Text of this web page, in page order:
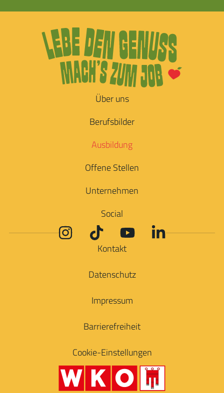
Über uns
Berufsbilder
Ausbildung
Offene Stellen
Unternehmen
Social
Kontakt
Datenschutz
Impressum
Barrierefreiheit
Cookie-Einstellungen